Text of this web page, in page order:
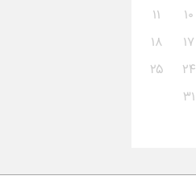
۱۰
۱۱
۱۷
۱۸
۲۴
۲۵
۳۱